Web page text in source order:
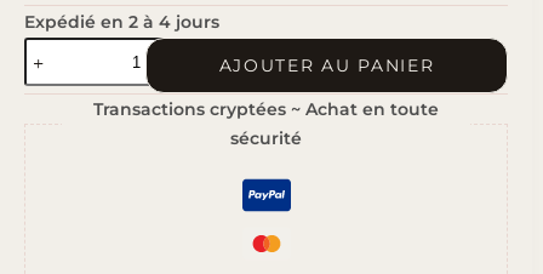
Expédié en 2 à 4 jours
de
Colada
AJOUTER AU PANIER
Transactions cryptées ~ Achat en toute
sécurité